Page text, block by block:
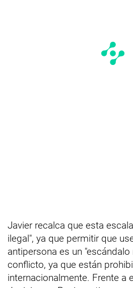
Javier recalca que esta
ilegal", ya que permitir que
antipersona es un
conflicto, ya que están
internacionalmente. Frente a